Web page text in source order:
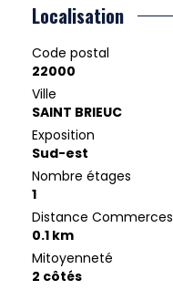
Localisation
Code postal
22000
Ville
SAINT BRIEUC
Exposition
Sud-est
Nombre étages
1
Distance Commerces
0.1 km
Mitoyenneté
2 côtés